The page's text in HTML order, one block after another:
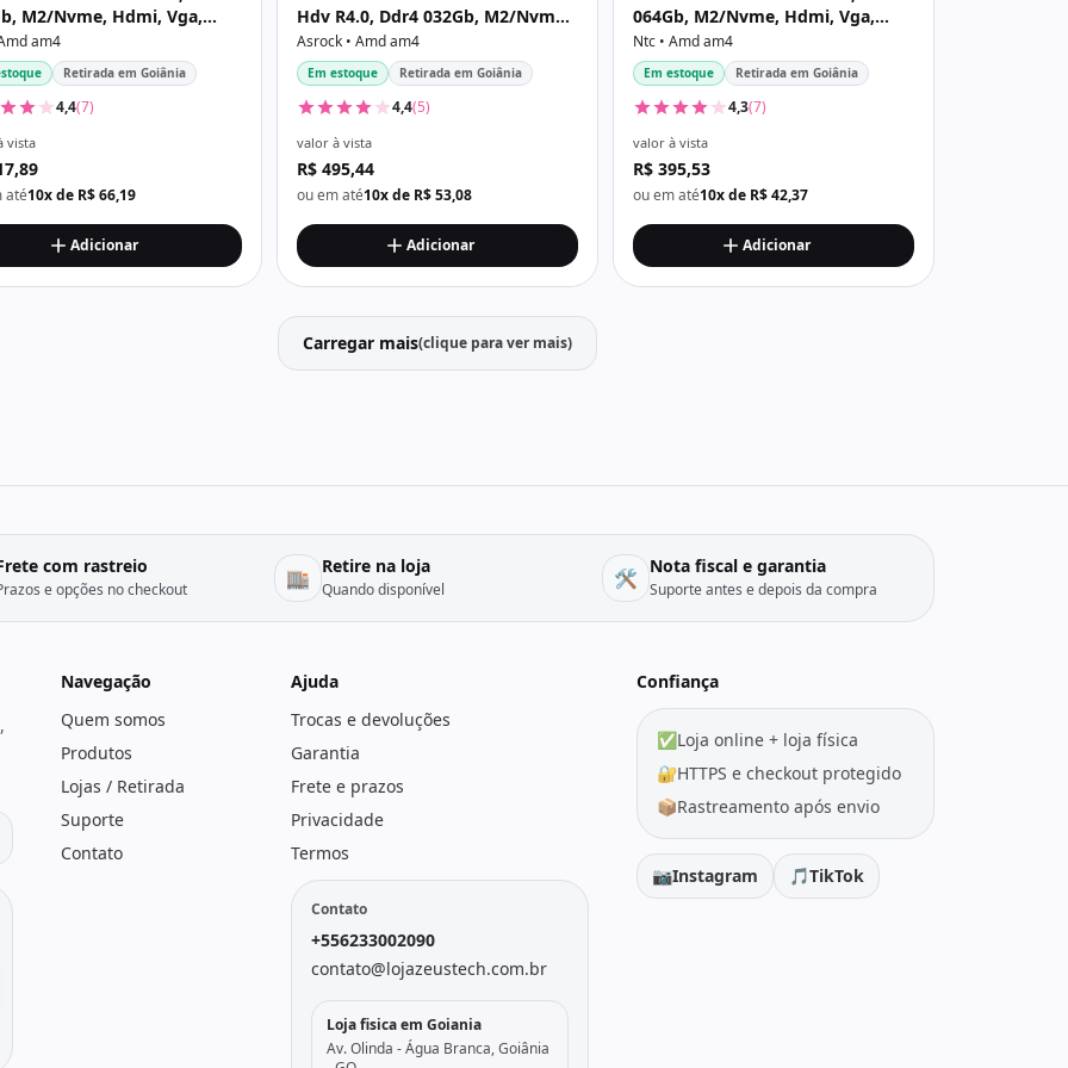
M2/Nvme, Hdmi, Vga,
am4
Retirada em Goiânia
4,4(7)
vista
até10x de R$ 66,19
Adicionar
Hdv R4.0, Ddr4 032Gb, M2/Nvme,
Hdmi, Vga, Dvi, Preta
Asrock • Amd am4
Em estoque Retirada em Goiânia
4,4(5)
valor à vista
R$ 495,44
ou em até10x de R$ 53,08
Adicionar
064Gb, M2/Nvme, Hdmi, Vga,
Preta
Ntc • Amd am4
Em estoque Retirada em Goiânia
4,3(7)
valor à vista
R$ 395,53
ou em até10x de R$ 42,37
Adicionar
Carregar mais(clique para ver mais)
Carregar mais produtos
com rastreio
e opções no checkout 🏬 Retire na loja
Quando disponível 🛠️ Nota fiscal e garantia
Suporte antes e depois da compra
Navegação
Quem somos
Produtos
Lojas / Retirada
Suporte
Contato
Ajuda
Trocas e devoluções
Garantia
Frete e prazos
Privacidade
Termos
Contato
+556233002090
contato@lojazeustech.com.br
Loja fisica em Goiania
Av. Olinda - Água Branca, Goiânia
Confiança
✅Loja online + loja física
🔐HTTPS e checkout protegido
📦Rastreamento após envio
📷Instagram 🎵TikTok